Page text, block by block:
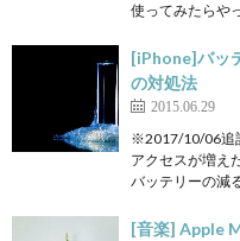
使ってみたらや
[iPhone]バッ
の対処法
2015.06.29
※2017/10/06追
アクセスが増え
バッテリーの減
[音楽] Apple